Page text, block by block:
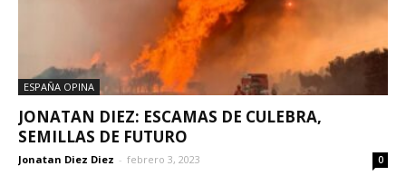
ESPAÑA OPINA
JONATAN DIEZ: ESCAMAS DE CULEBRA,
SEMILLAS DE FUTURO
Jonatan Diez Diez - febrero 3, 2023 0